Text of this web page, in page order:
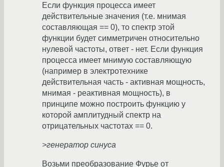
Если функция процесса имеет
действительные значения (т.е. мнимая
составляющая == 0), то спектр этой
функции будет симметричен относительно
нулевой частоты, ответ - нет. Если функция
процесса имеет мнимую составляющую
(например в электротехнике
действительная часть - активная мощность,
мнимая - реактивная мощность), в
принципе можно построить функцию у
которой амплитудный спектр на
отрицательных частотах == 0.
>генератор синуса
Возьми преобразование Фурье от